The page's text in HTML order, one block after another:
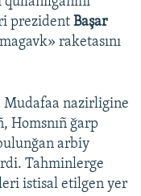
prezident Başar
raketasını
Mudafaa nazirligine
Homsnıñ ğarp
arbiy
Tahminlerge
istisal etilgen yer